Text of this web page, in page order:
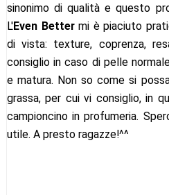
sinonimo di qualità e questo
L'Even Bettermi è piaciuto
di vista: texture, coprenza,
consiglio in caso di pelle
e matura. Non so come si
grassa, per cui vi consiglio, in
campioncino in profumeria.
utile. A presto ragazze!^^